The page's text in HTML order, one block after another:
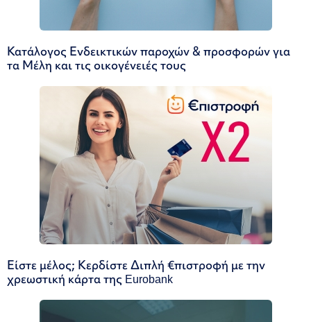
Κατάλογος Ενδεικτικών παροχών & προσφορών για
τα Μέλη και τις οικογένειές τους
Είστε μέλος; Κερδίστε Διπλή €πιστροφή με την
χρεωστική κάρτα της Eurobank